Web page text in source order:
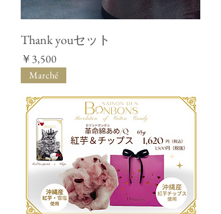
Thank youセット
価格
￥3,500
Marché